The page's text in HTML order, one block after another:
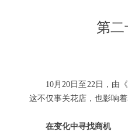
第
10月20日至22日，由
这不仅事关花店，也影响
在变化中寻找商机